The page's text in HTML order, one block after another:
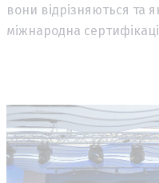
вони відрізняються та
міжнародна